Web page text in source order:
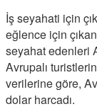
İş seyahati için
eğlence için
seyahat edenleri
Avrupalı
verilerine göre,
dolar harcadı.